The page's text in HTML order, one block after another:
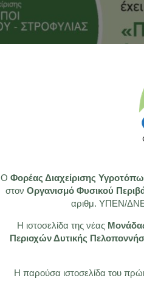
O Φορέας Διαχείρισης
στον Οργανισμό Φυσικού
αριθμ. ΥΠΕΝ/
Η ιστοσελίδα της νέας
Περιοχών Δυτικής
Η παρούσα ιστοσελίδα του